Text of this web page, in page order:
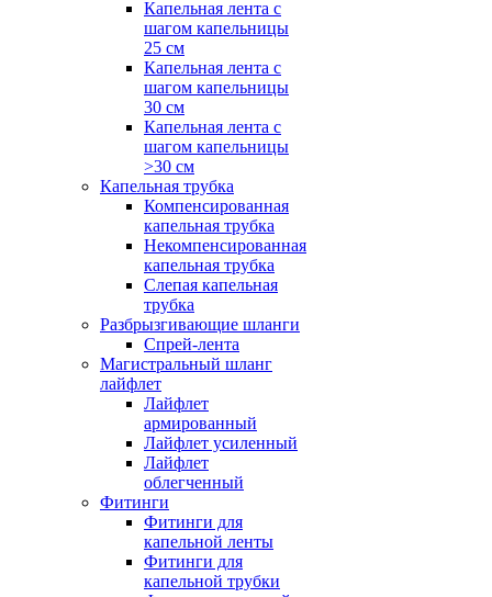
Капельная лента с
шагом капельницы
25 см
Капельная лента с
шагом капельницы
30 см
Капельная лента с
шагом капельницы
>30 см
Капельная трубка
Компенсированная
капельная трубка
Некомпенсированная
капельная трубка
Слепая капельная
трубка
Разбрызгивающие шланги
Спрей-лента
Магистральный шланг
лайфлет
Лайфлет
армированный
Лайфлет усиленный
Лайфлет
облегченный
Фитинги
Фитинги для
капельной ленты
Фитинги для
капельной трубки